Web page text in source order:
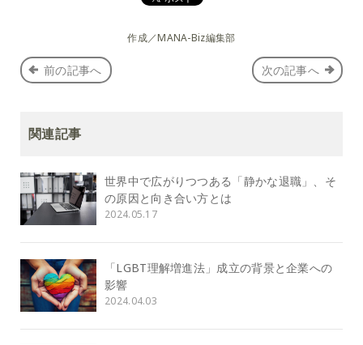
作成／MANA-Biz編集部
前の記事へ 次の記事へ
関連記事
世界中で広がりつつある「静かな退職」、そ
の原因と向き合い方とは
2024.05.17
「LGBT理解増進法」成立の背景と企業への
影響
2024.04.03